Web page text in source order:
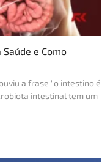
e Como
a frase "o intestino é
intestinal tem um